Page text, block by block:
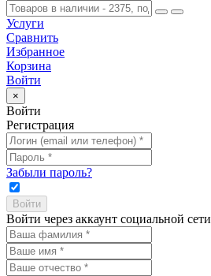
Услуги
Сравнить
Избранное
Корзина
Войти
×
Войти
Регистрация
Забыли пароль?
Войти через аккаунт социальной сети